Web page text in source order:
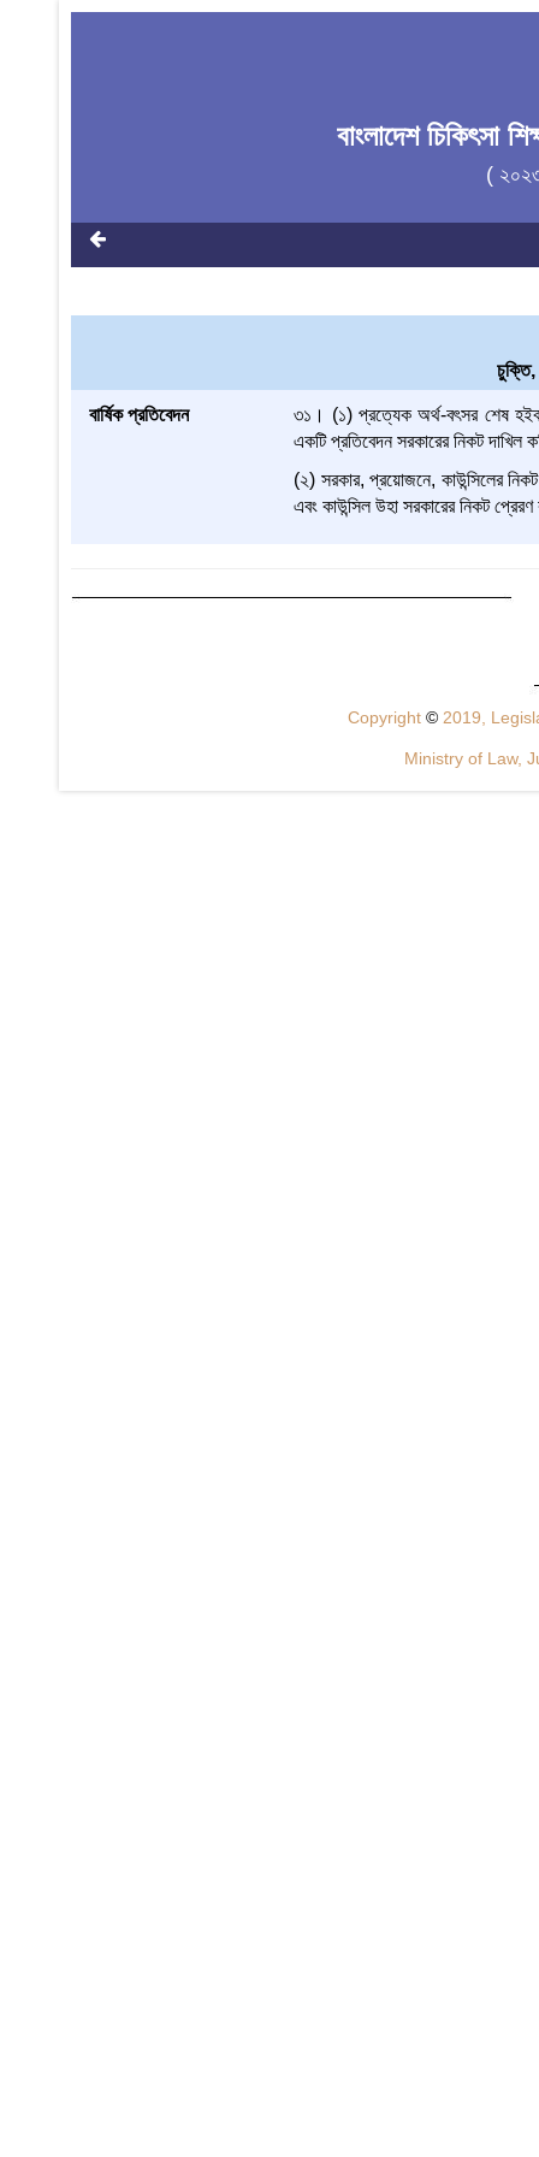
বাংলাদেশ চিকিৎসা
(
চুক্তি,
বার্ষিক প্রতিবেদন
৩১। (১) প্রত্যেক অর্থ-বৎসর শেষ হইবার
একটি প্রতিবেদন সরকারের নিকট দাখিল
(২) সরকার, প্রয়োজনে, কাউন্সিলের
এবং কাউন্সিল উহা সরকারের নিকট
Copyright © 2019,
Ministry of Law,